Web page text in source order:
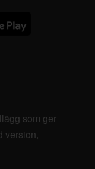
som ger
version,